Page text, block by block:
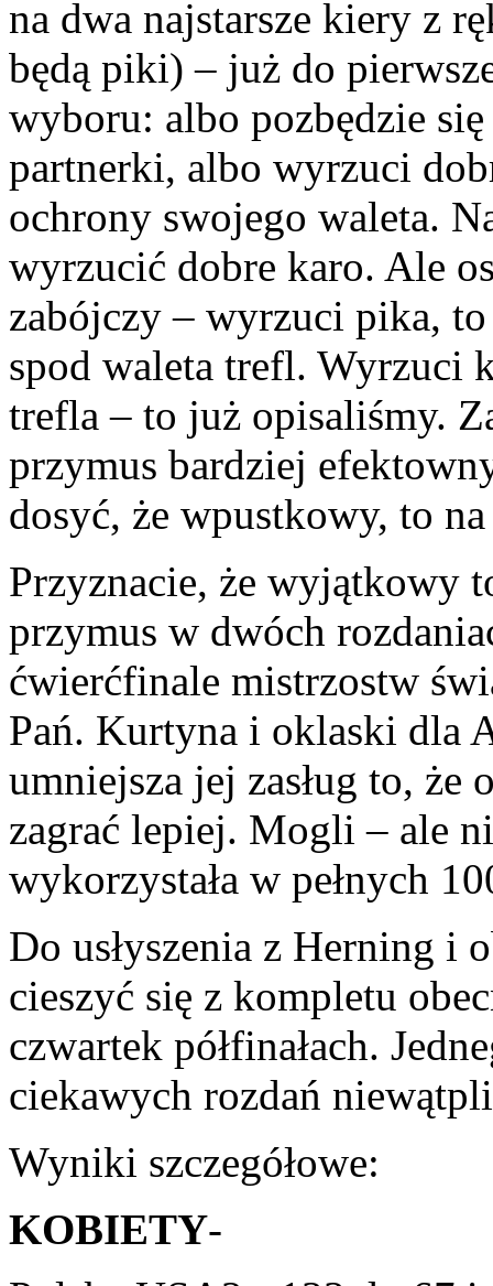
na dwa najstarsze kiery z
będą piki) – już do
wyboru: albo pozbędzie
partnerki, albo wyrzuci
ochrony swojego waleta.
wyrzucić dobre karo. Ale
zabójczy – wyrzuci pika,
spod waleta trefl. Wyrzuci
trefla – to już opisaliśmy.
przymus bardziej
dosyć, że wpustkowy, to
Przyznacie, że wyjątkowy
przymus w dwóch
ćwierćfinale mistrzostw
Pań. Kurtyna i oklaski dla
umniejsza jej zasług to,
zagrać lepiej. Mogli – ale
wykorzystała w pełnych
Do usłyszenia z Herning i
cieszyć się z kompletu
czwartek półfinałach.
ciekawych rozdań
Wyniki szczegółowe:
KOBIETY-